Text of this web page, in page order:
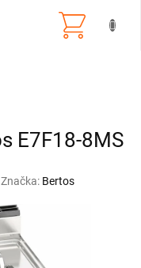
E7F18-8MS
Značka: Bertos